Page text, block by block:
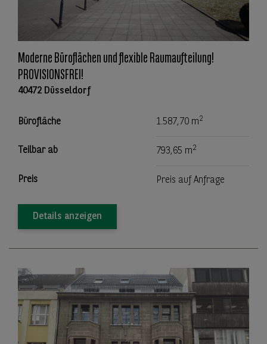
Moderne Büroflächen und flexible Raumaufteilung!
PROVISIONSFREI!
40472 Düsseldorf
Bürofläche 1.587,70 m2
Teilbar ab 793,65 m2
Preis Preis auf Anfrage
Details anzeigen